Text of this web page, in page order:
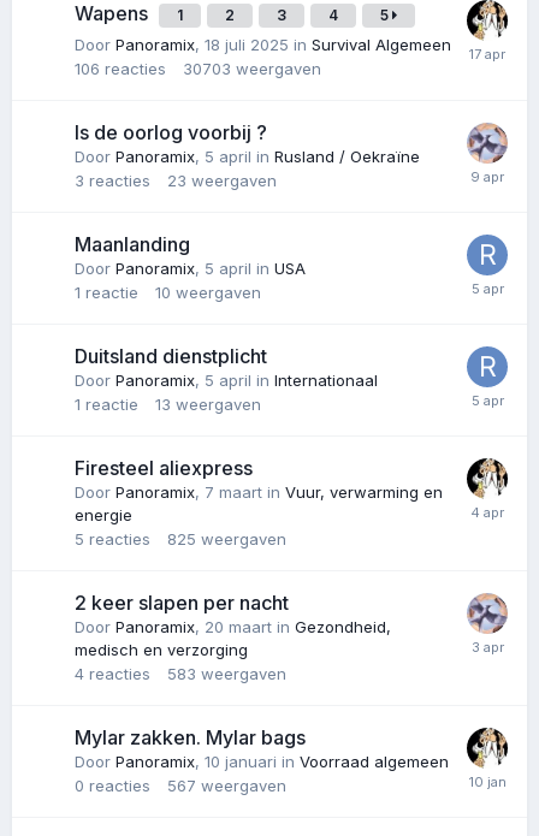
Wapens 1 2 3 4 5
Door Panoramix, 18 juli 2025 in Survival Algemeen
106 reacties 30703 weergaven
Is de oorlog voorbij ?
Door Panoramix, 5 april in Rusland / Oekraïne
3 reacties 23 weergaven
Maanlanding
Door Panoramix, 5 april in USA
1 reactie 10 weergaven
Duitsland dienstplicht
Door Panoramix, 5 april in Internationaal
1 reactie 13 weergaven
Firesteel aliexpress
Door Panoramix, 7 maart in Vuur, verwarming en
energie
5 reacties 825 weergaven
2 keer slapen per nacht
Door Panoramix, 20 maart in Gezondheid,
medisch en verzorging
4 reacties 583 weergaven
Mylar zakken. Mylar bags
Door Panoramix, 10 januari in Voorraad algemeen
0 reacties 567 weergaven